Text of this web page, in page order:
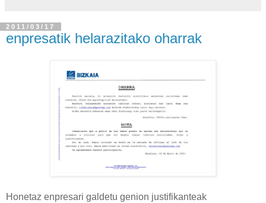
2011/03/17
enpresatik helarazitako oharrak
Honetaz enpresari galdetu genion justifikanteak